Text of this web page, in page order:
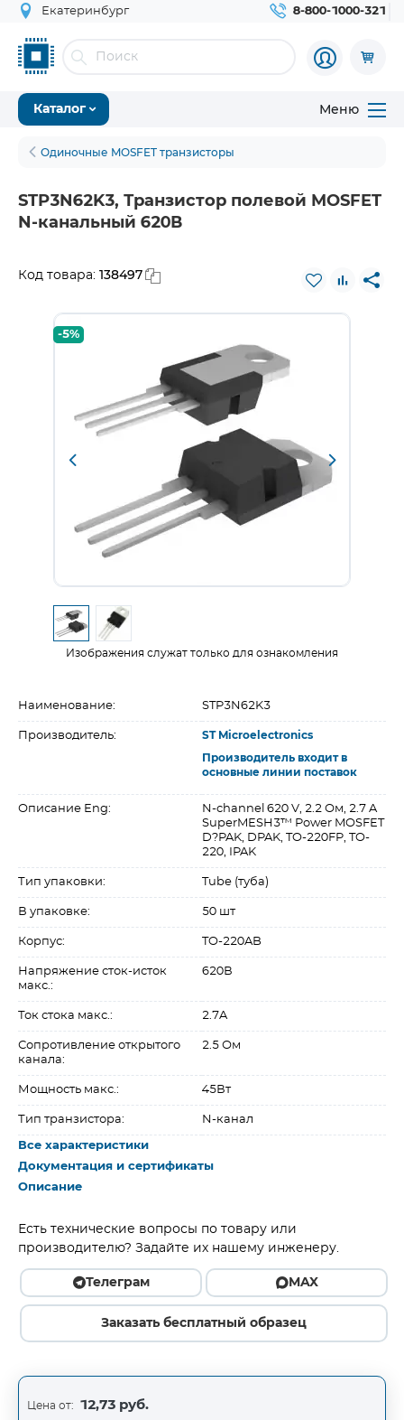
Екатеринбург 8-800-1000-321
Каталог Меню
Одиночные MOSFET транзисторы
STP3N62K3, Транзистор полевой MOSFET
N-канальный 620В
Код товара: 138497
-5%
Изображения служат только для ознакомления
Наименование: STP3N62K3
Производитель: ST Microelectronics
Производитель входит в
основные линии поставок
Описание Eng:
N-channel 620 V, 2.2 Ом, 2.7 A
SuperMESH3™ Power MOSFET
D?PAK, DPAK, TO-220FP, TO-
220, IPAK
Тип упаковки: Tube (туба)
В упаковке: 50 шт
Корпус: TO-220AB
Напряжение сток-исток
макс.:
620В
Ток стока макс.: 2.7A
Сопротивление открытого
канала:
2.5 Ом
Мощность макс.: 45Вт
Тип транзистора: N-канал
Все характеристики
Документация и сертификаты
Описание
Есть технические вопросы по товару или
производителю? Задайте их нашему инженеру.
Телеграм MAX
Заказать бесплатный образец
Цена от: 12,73 руб.